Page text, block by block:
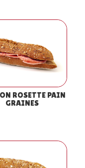
ROSETTE PAIN
GRAINES